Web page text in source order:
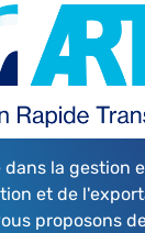
la gestion
et de
proposons